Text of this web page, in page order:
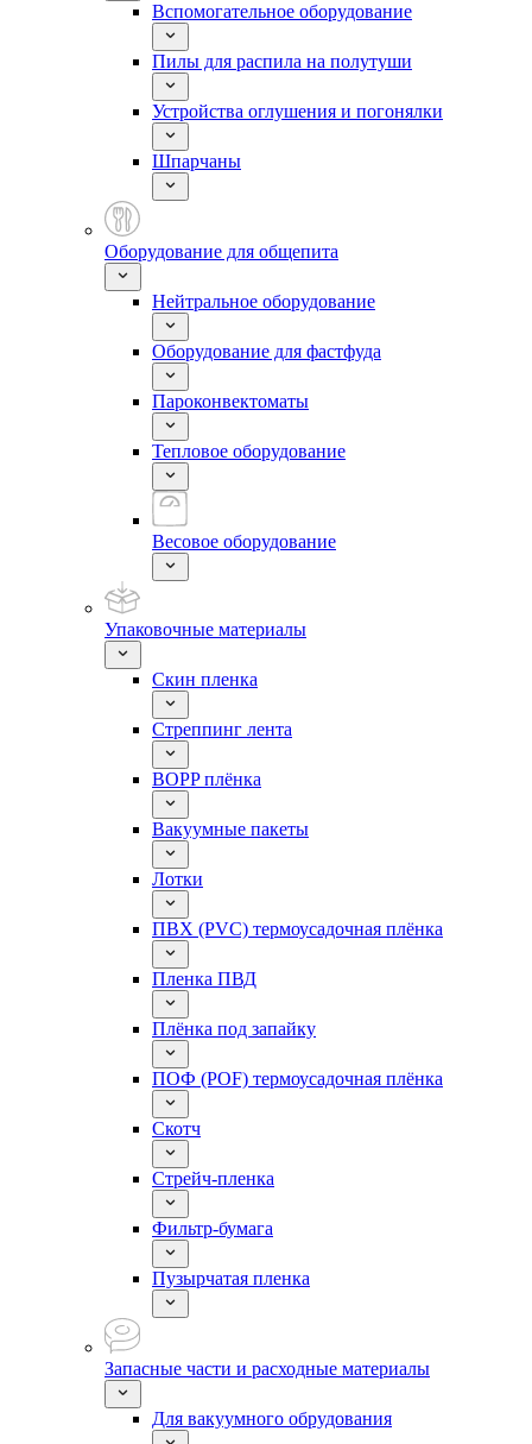
Вспомогательное оборудование
Пилы для распила на полутуши
Устройства оглушения и погонялки
Шпарчаны
Оборудование для общепита
Нейтральное оборудование
Оборудование для фастфуда
Пароконвектоматы
Тепловое оборудование
Весовое оборудование
Упаковочные материалы
Скин пленка
Стреппинг лента
BOPP плёнка
Вакуумные пакеты
Лотки
ПВХ (PVC) термоусадочная плёнка
Пленка ПВД
Плёнка под запайку
ПОФ (POF) термоусадочная плёнка
Скотч
Стрейч-пленка
Фильтр-бумага
Пузырчатая пленка
Запасные части и расходные материалы
Для вакуумного обрудования